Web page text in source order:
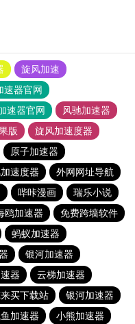
旋风加速
速器官网
速器官网
风驰加速器
版
旋风加速度器
原子加速器
速度器
外网网址导航
哔咔漫画
瑞乐小说
鸥加速器
免费跨墙软件
蚂蚁加速器
银河加速器
器
云梯加速器
买下载站
银河加速器
加速器 小熊加速器